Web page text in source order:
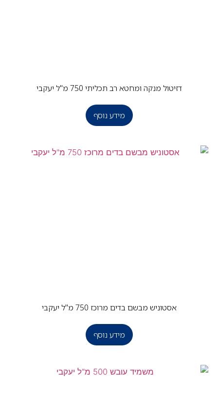
דזיטול מנקה ומחטא רב תכליתי 750 מ"ל יעקבי
מידע נוסף
אסטוניש מבשם בדים מרוכז 750 מ"ל יעקבי
מידע נוסף